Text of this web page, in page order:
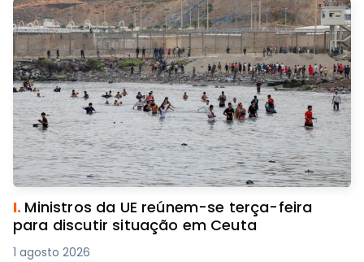
I. Ministros da UE reúnem-se terça-feira
para discutir situação em Ceuta
1 agosto 2026